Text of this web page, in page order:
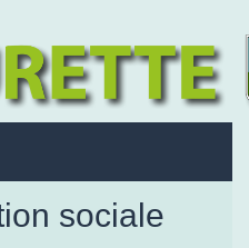
sociale